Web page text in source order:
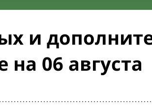
и
06 августа